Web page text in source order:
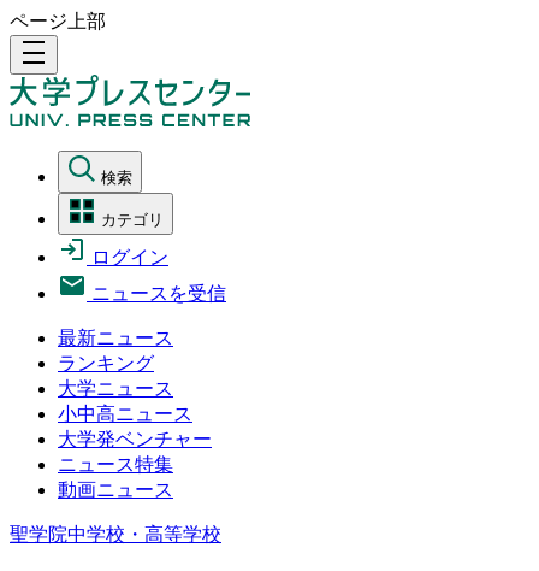
ページ上部
density_medium
検索
カテゴリ
ログイン
ニュースを受信
最新ニュース
ランキング
大学ニュース
小中高ニュース
大学発ベンチャー
ニュース特集
動画ニュース
聖学院中学校・高等学校